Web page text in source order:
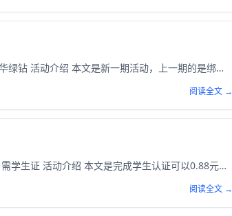
本次为大家分享的是QQ音乐绑定手机号领取3天豪华绿钻 活动介绍 本文是新一期活动，上一期的是绑定新增7天豪华绿钻，现在缩水变成3天了；如果没绑定过的朋友可以参与一下，绑定手机号码即可领取3天豪华绿钻；每个账号只能领取1次绑定奖励，手机号码绑定60天后才可以换绑。 活动截图 参与方式 ...
阅读全文 →
本次为大家分享的是0.88元开通1个月QQ豪华绿钻 需学生证 活动介绍 本文是完成学生认证可以0.88元开通1个月QQ豪华绿钻，需上传学生证；开通连续包月后可以随时取消，自己开通后取消就可以了，没学生证的百度试试。 活动截图 参与方式 打开手机QQ扫码或复制链接打开：htt...
阅读全文 →